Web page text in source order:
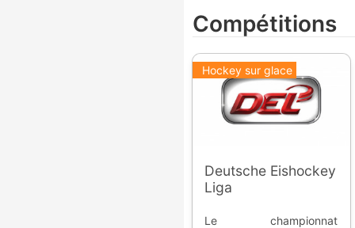
Compétitions
Hockey sur glace
Deutsche Eishockey
Liga
Le championnat